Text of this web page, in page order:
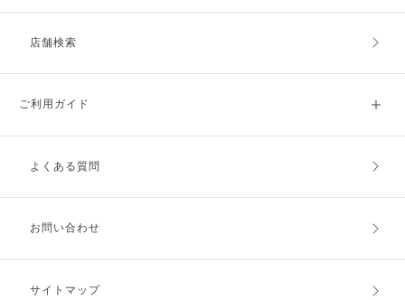
店舗検索
ご利用ガイド
ご利用ガイドトップ
お支払方法
キャンセル・返品・交換
よくある質問
お問い合わせ
サイトマップ